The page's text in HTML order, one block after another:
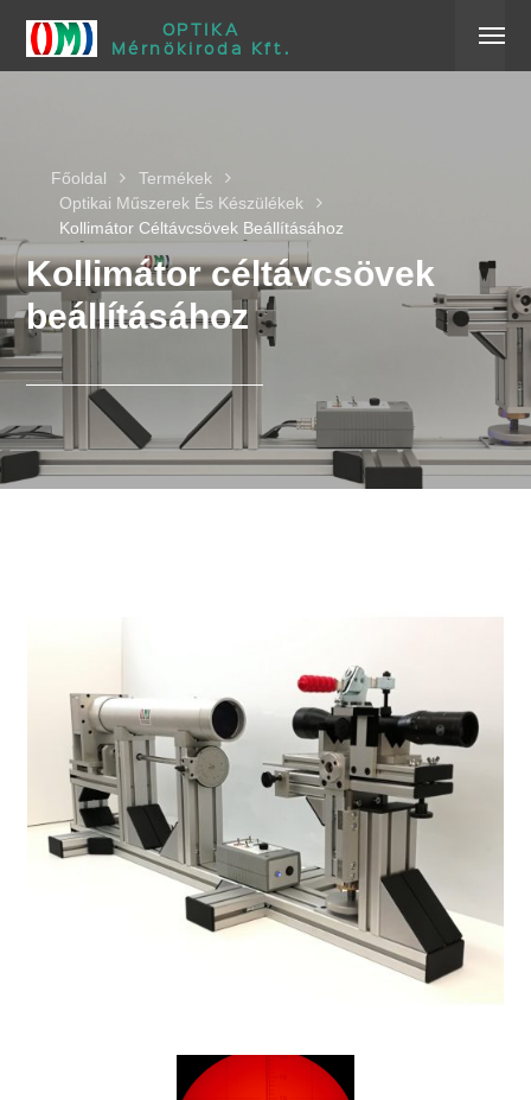
OPTIKA
Mérnökiroda Kft.
Főoldal
Termékek
Optikai Műszerek És Készülékek
Kollimátor Céltávcsövek Beállításához
Kollimátor céltávcsövek
beállításához